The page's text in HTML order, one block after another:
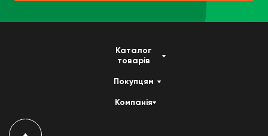
Каталог
товарів
Покупцям
Компанія